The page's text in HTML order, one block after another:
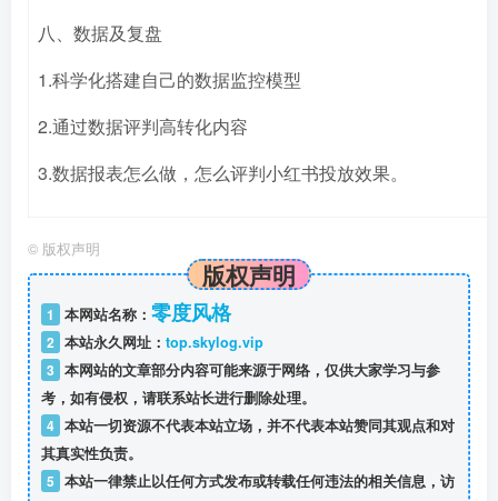
八、数据及复盘
1.科学化搭建自己的数据监控模型
2.通过数据评判高转化内容
3.数据报表怎么做，怎么评判小红书投放效果。
© 版权声明
版权声明
1 本网站名称： 零度风格
2 本站永久网址： top.skylog.vip
3 本网站的文章部分内容可能来源于网络，仅供大家学习与参
考，如有侵权，请联系站长进行删除处理。
4 本站一切资源不代表本站立场，并不代表本站赞同其观点和对
其真实性负责。
5 本站一律禁止以任何方式发布或转载任何违法的相关信息，访